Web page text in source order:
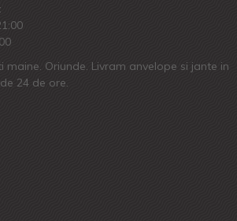
maine. Oriunde. Livram anvelope si jante in
24 de ore.